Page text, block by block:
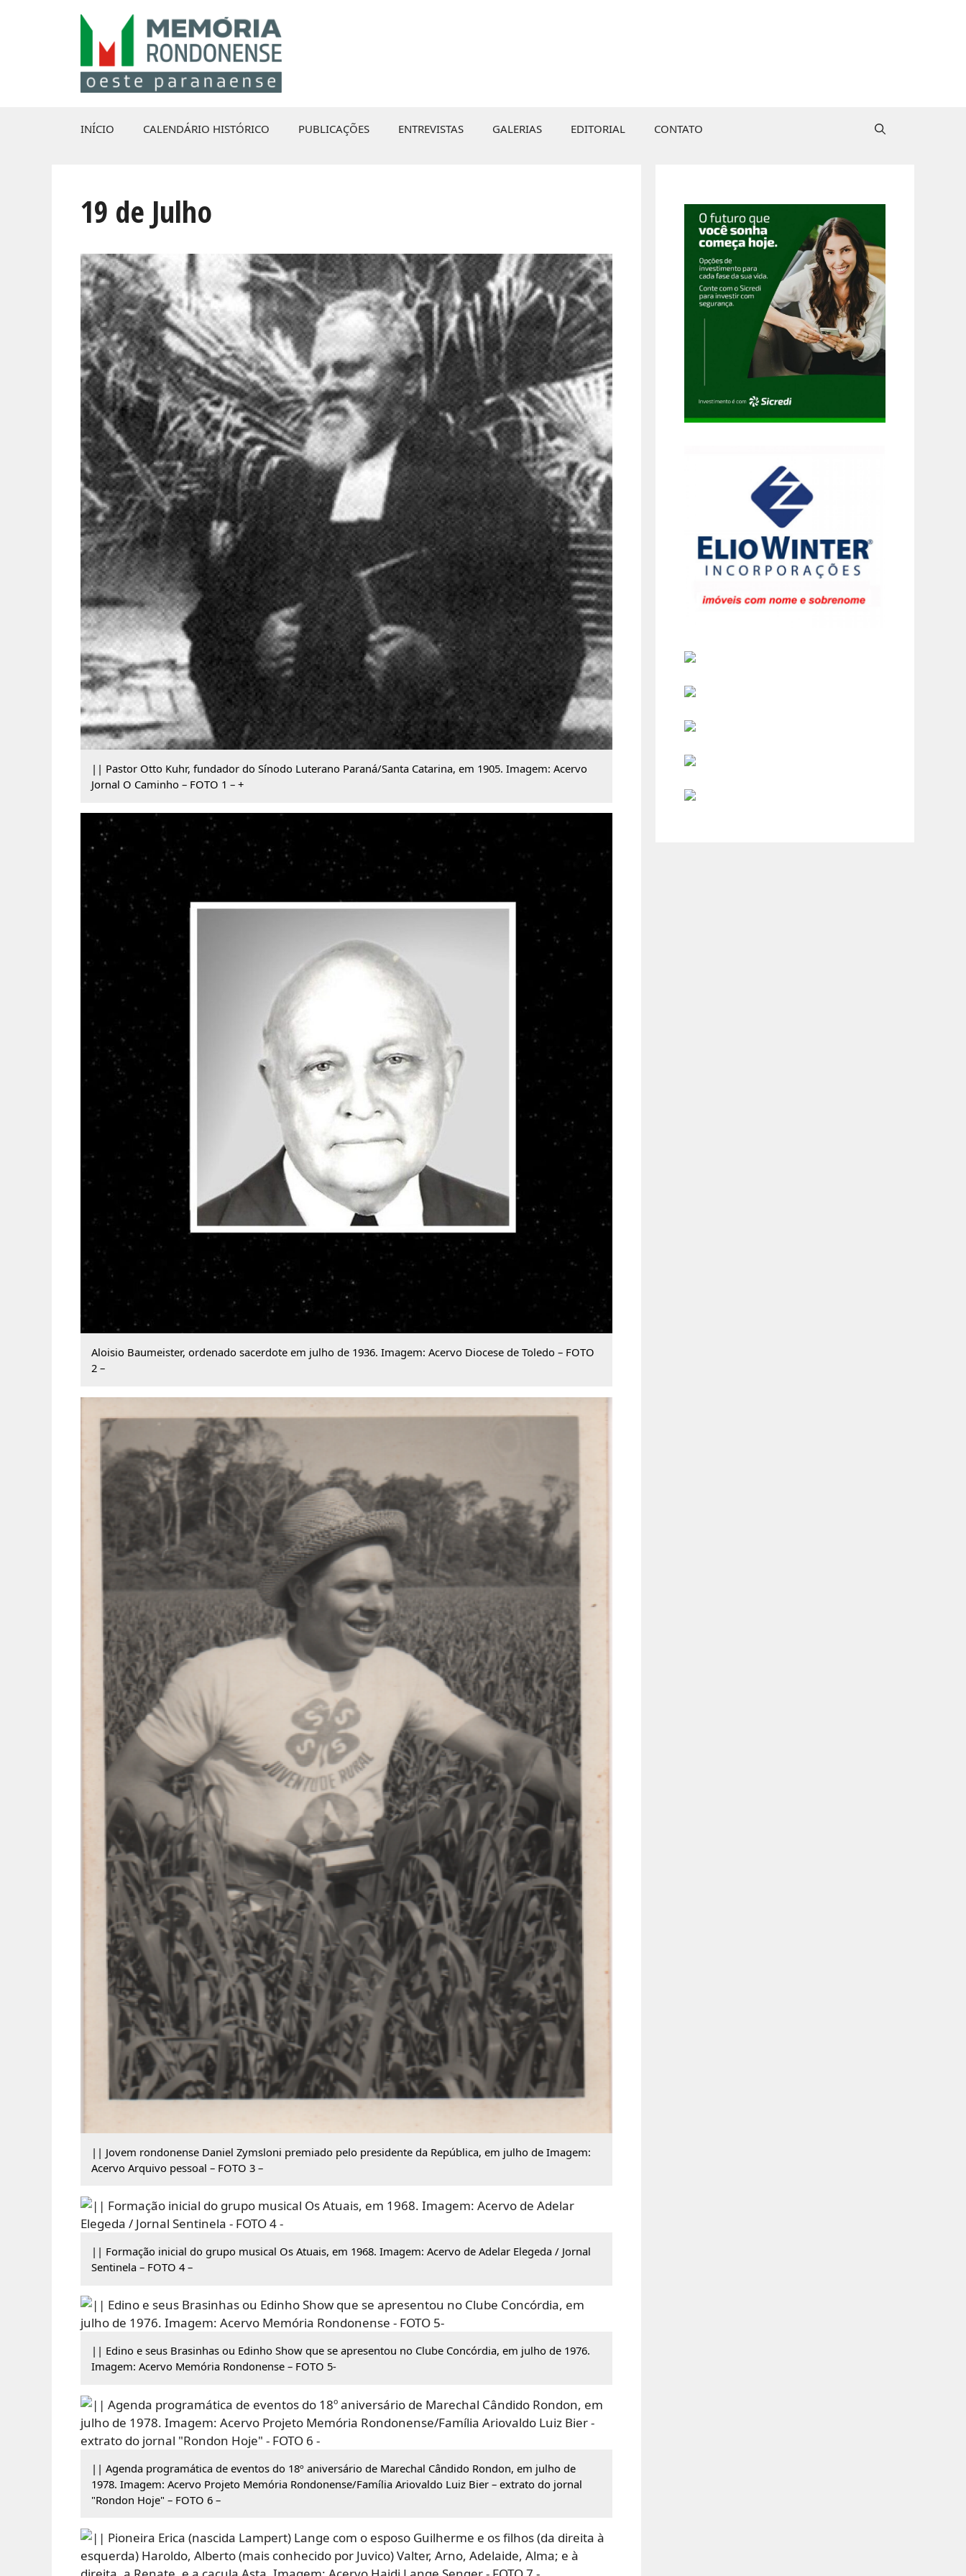
INÍCIO CALENDÁRIO HISTÓRICO PUBLICAÇÕES ENTREVISTAS GALERIAS EDITORIAL CONTATO
19 de Julho
|| Pastor Otto Kuhr, fundador do Sínodo Luterano Paraná/Santa Catarina, em 1905. Imagem: Acervo
Jornal O Caminho – FOTO 1 – +
Aloisio Baumeister, ordenado sacerdote em julho de 1936. Imagem: Acervo Diocese de Toledo – FOTO
2 –
|| Jovem rondonense Daniel Zymsloni premiado pelo presidente da República, em julho de Imagem:
Acervo Arquivo pessoal – FOTO 3 –
|| Formação inicial do grupo musical Os Atuais, em 1968. Imagem: Acervo de Adelar Elegeda / Jornal
Sentinela – FOTO 4 –
|| Edino e seus Brasinhas ou Edinho Show que se apresentou no Clube Concórdia, em julho de 1976.
Imagem: Acervo Memória Rondonense – FOTO 5-
|| Agenda programática de eventos do 18º aniversário de Marechal Cândido Rondon, em julho de
1978. Imagem: Acervo Projeto Memória Rondonense/Família Ariovaldo Luiz Bier – extrato do jornal
"Rondon Hoje" – FOTO 6 –